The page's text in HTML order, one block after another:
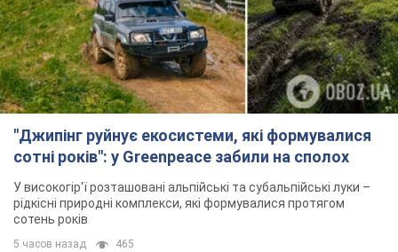
"Джипінг руйнує екосистеми, які формувалися
сотні років": у Greenpeace забили на сполох
У високогір'ї розташовані альпійські та субальпійські луки –
рідкісні природні комплекси, які формувалися протягом
сотень років
5 часов назад 465